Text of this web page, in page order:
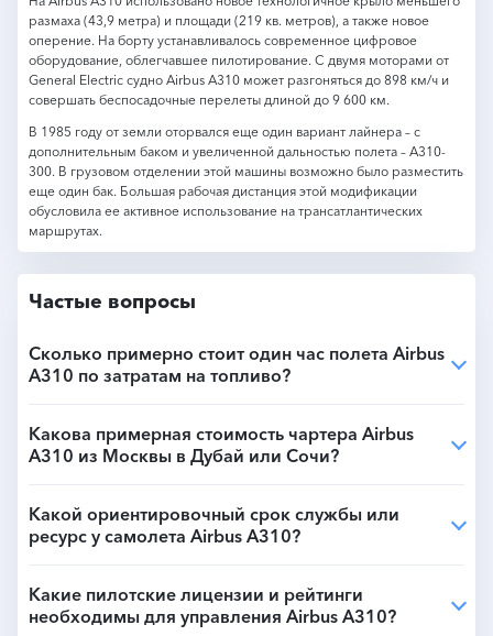
размаха (43,9 метра) и площади (219 кв. метров), а также новое
оперение. На борту устанавливалось современное цифровое
оборудование, облегчавшее пилотирование. С двумя моторами от
General Electric судно Airbus A310 может разгоняться до 898 км/ч и
совершать беспосадочные перелеты длиной до 9 600 км.
В 1985 году от земли оторвался еще один вариант лайнера – с
дополнительным баком и увеличенной дальностью полета – A310-
300. В грузовом отделении этой машины возможно было разместить
еще один бак. Большая рабочая дистанция этой модификации
обусловила ее активное использование на трансатлантических
маршрутах.
Частые вопросы
Сколько примерно стоит один час полета Airbus
A310 по затратам на топливо?
Какова примерная стоимость чартера Airbus
A310 из Москвы в Дубай или Сочи?
Какой ориентировочный срок службы или
ресурс у самолета Airbus A310?
Какие пилотские лицензии и рейтинги
необходимы для управления Airbus A310?